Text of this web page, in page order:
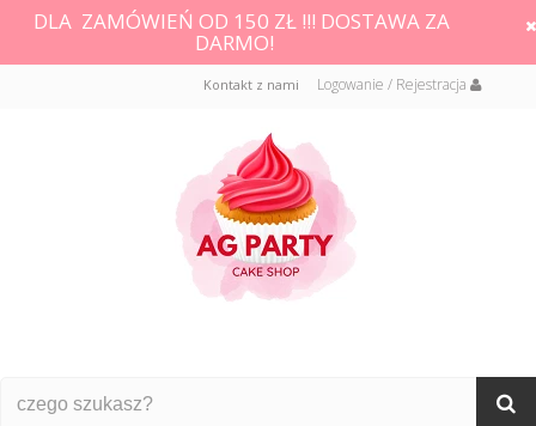
DLA ZAMÓWIEŃ OD 150 ZŁ !!! DOSTAWA ZA
DARMO!
Logowanie / Rejestracja
Kontakt z nami